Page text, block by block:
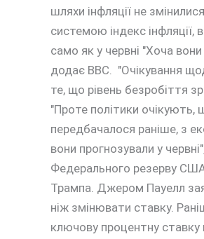
шляхи інфляції не
системою індекс
само як у червні "Хоча
додає BBC. "Очікування
те, що рівень безробіття
"Проте політики очікують,
передбачалося раніше, з
вони прогнозували у
Федерального резерву США
Трампа. Джером Пауелл
ніж змінювати ставку.
ключову процентну ставку